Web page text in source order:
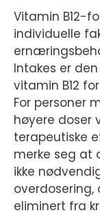
Vitamin B12-
individuelle
Intakes er
vitamin B12
For personer
høyere doser
terapeutiske
merke seg at
ikke
eliminert fra